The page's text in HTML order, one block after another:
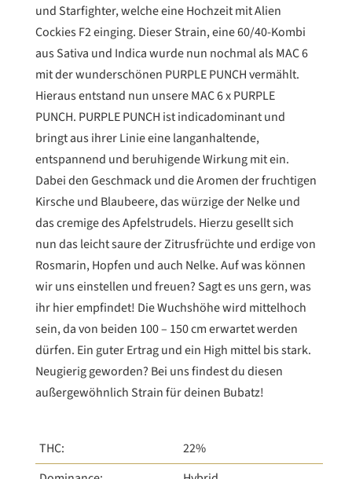
und Starfighter, welche eine Hochzeit mit Alien
Cockies F2 einging. Dieser Strain, eine 60/40-Kombi
aus Sativa und Indica wurde nun nochmal als MAC 6
mit der wunderschönen PURPLE PUNCH vermählt.
Hieraus entstand nun unsere MAC 6 x PURPLE
PUNCH. PURPLE PUNCH ist indicadominant und
bringt aus ihrer Linie eine langanhaltende,
entspannend und beruhigende Wirkung mit ein.
Dabei den Geschmack und die Aromen der fruchtigen
Kirsche und Blaubeere, das würzige der Nelke und
das cremige des Apfelstrudels. Hierzu gesellt sich
nun das leicht saure der Zitrusfrüchte und erdige von
Rosmarin, Hopfen und auch Nelke. Auf was können
wir uns einstellen und freuen? Sagt es uns gern, was
ihr hier empfindet! Die Wuchshöhe wird mittelhoch
sein, da von beiden 100 – 150 cm erwartet werden
dürfen. Ein guter Ertrag und ein High mittel bis stark.
Neugierig geworden? Bei uns findest du diesen
außergewöhnlich Strain für deinen Bubatz!
THC:
22%